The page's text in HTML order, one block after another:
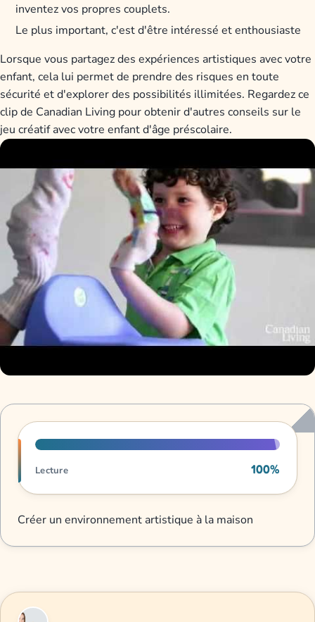
inventez vos propres couplets.
Le plus important, c'est d'être intéressé et enthousiaste
Lorsque vous partagez des expériences artistiques avec votre
enfant, cela lui permet de prendre des risques en toute
sécurité et d'explorer des possibilités illimitées. Regardez ce
clip de Canadian Living pour obtenir d'autres conseils sur le
jeu créatif avec votre enfant d'âge préscolaire.
Progression de lecture
Lecture 100%
Créer un environnement artistique à la maison